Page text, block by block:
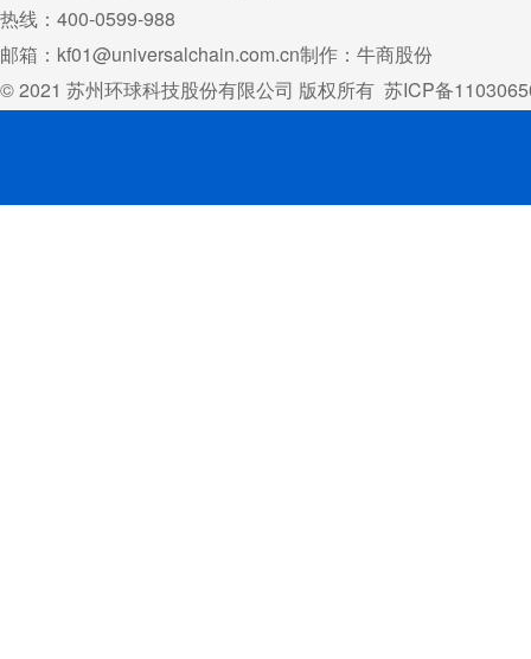
热线：400-0599-988
邮箱：kf01@universalchain.com.cn制作：牛商股份
© 2021 苏州环球科技股份有限公司 版权所有 苏ICP备